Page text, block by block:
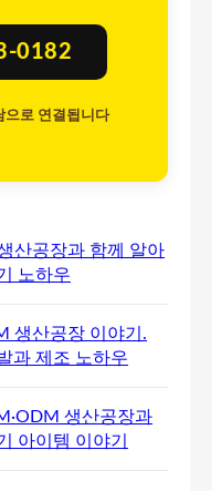
0182
으로 연결됩니다
산공장과 함께 알아
노하우
생산공장 이야기.
과 제조 노하우
생산공장과
아이템 이야기